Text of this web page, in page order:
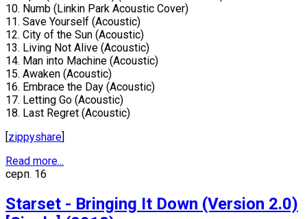
10. Numb (Linkin Park Acoustic Cover)
11. Save Yourself (Acoustic)
12. City of the Sun (Acoustic)
13. Living Not Alive (Acoustic)
14. Man into Machine (Acoustic)
15. Awaken (Acoustic)
16. Embrace the Day (Acoustic)
17. Letting Go (Acoustic)
18. Last Regret (Acoustic)
[zippyshare]
Read more...
серп. 16
Starset - Bringing It Down (Version 2.0)